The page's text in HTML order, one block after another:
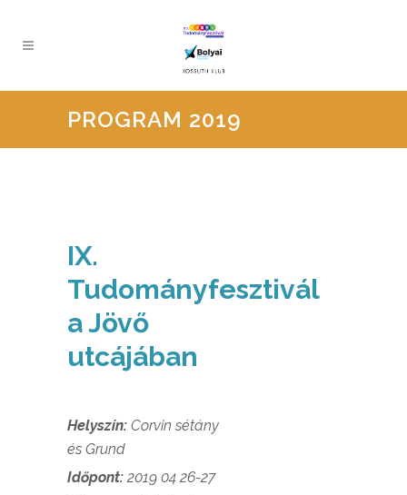
PROGRAM 2019
IX.
Tudományfesztivál
a Jövő
utcájában
Helyszín: Corvin sétány
és Grund
Időpont: 2019 04 26-27